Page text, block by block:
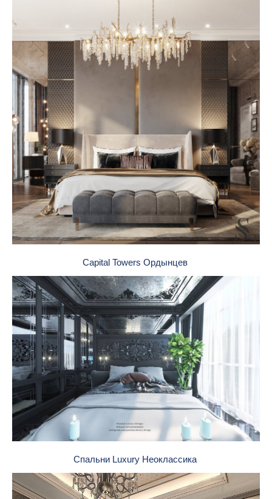
Capital Towers Ордынцев
Спальни Luxury Неоклассика